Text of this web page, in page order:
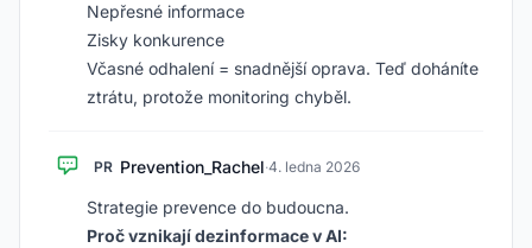
Nepřesné informace
Zisky konkurence
Včasné odhalení = snadnější oprava. Teď doháníte
ztrátu, protože monitoring chyběl.
PR Prevention_Rachel·4. ledna 2026
Strategie prevence do budoucna.
Proč vznikají dezinformace v AI: